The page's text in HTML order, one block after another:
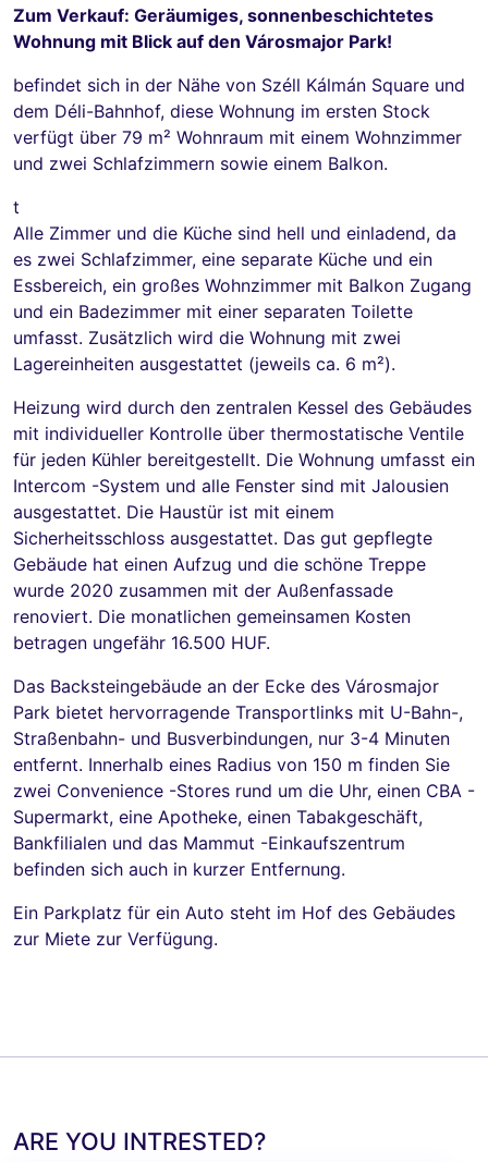
Zum Verkauf: Geräumiges, sonnenbeschichtetes
Wohnung mit Blick auf den Városmajor Park!
befindet sich in der Nähe von Széll Kálmán Square und
dem Déli-Bahnhof, diese Wohnung im ersten Stock
verfügt über 79 m² Wohnraum mit einem Wohnzimmer
und zwei Schlafzimmern sowie einem Balkon.
t
Alle Zimmer und die Küche sind hell und einladend, da
es zwei Schlafzimmer, eine separate Küche und ein
Essbereich, ein großes Wohnzimmer mit Balkon Zugang
und ein Badezimmer mit einer separaten Toilette
umfasst. Zusätzlich wird die Wohnung mit zwei
Lagereinheiten ausgestattet (jeweils ca. 6 m²).
Heizung wird durch den zentralen Kessel des Gebäudes
mit individueller Kontrolle über thermostatische Ventile
für jeden Kühler bereitgestellt. Die Wohnung umfasst ein
Intercom -System und alle Fenster sind mit Jalousien
ausgestattet. Die Haustür ist mit einem
Sicherheitsschloss ausgestattet. Das gut gepflegte
Gebäude hat einen Aufzug und die schöne Treppe
wurde 2020 zusammen mit der Außenfassade
renoviert. Die monatlichen gemeinsamen Kosten
betragen ungefähr 16.500 HUF.
Das Backsteingebäude an der Ecke des Városmajor
Park bietet hervorragende Transportlinks mit U-Bahn-,
Straßenbahn- und Busverbindungen, nur 3-4 Minuten
entfernt. Innerhalb eines Radius von 150 m finden Sie
zwei Convenience -Stores rund um die Uhr, einen CBA -
Supermarkt, eine Apotheke, einen Tabakgeschäft,
Bankfilialen und das Mammut -Einkaufszentrum
befinden sich auch in kurzer Entfernung.
Ein Parkplatz für ein Auto steht im Hof ​​des Gebäudes
zur Miete zur Verfügung.
ARE YOU INTRESTED?